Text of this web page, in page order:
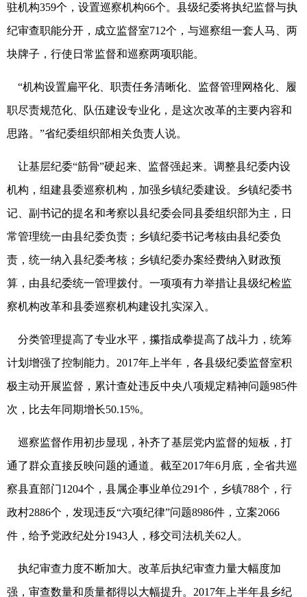
驻机构359个，设置巡察机构66个。县级纪委将执纪监督与执
纪审查职能分开，成立监督室712个，与巡察组一套人马、两
块牌子，行使日常监督和巡察两项职能。
“机构设置扁平化、职责任务清晰化、监督管理网格化、履
职尽责规范化、队伍建设专业化，是这次改革的主要内容和
思路。”省纪委组织部相关负责人说。
让基层纪委“筋骨”硬起来、监督强起来。调整县纪委内设
机构，组建县委巡察机构，加强乡镇纪委建设。乡镇纪委书
记、副书记的提名和考察以县纪委会同县委组织部为主，日
常管理统一由县纪委负责；乡镇纪委书记考核由县纪委负
责，统一纳入县纪委考核；乡镇纪委办案经费纳入财政预
算，由县纪委统一管理拨付。一项项有力举措让县级纪检监
察机构改革和县委巡察机构建设扎实深入。
分类管理提高了专业水平，攥指成拳提高了战斗力，统筹
计划增强了控制能力。2017年上半年，各县级纪委监督室积
极主动开展监督，累计查处违反中央八项规定精神问题985件
次，比去年同期增长50.15%。
巡察监督作用初步显现，补齐了基层党内监督的短板，打
通了群众直接反映问题的通道。截至2017年6月底，全省共巡
察县直部门1204个，县属企事业单位291个，乡镇788个，行
政村2886个，发现违反“六项纪律”问题8986件，立案2066
件，给予党政纪处分1943人，移交司法机关62人。
执纪审查力度不断加大。改革后执纪审查力量大幅度加
强，审查数量和质量都得以大幅提升。2017年上半年县乡纪